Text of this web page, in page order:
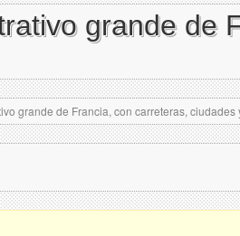
grande de
grande de Francia, con carreteras, ciudades